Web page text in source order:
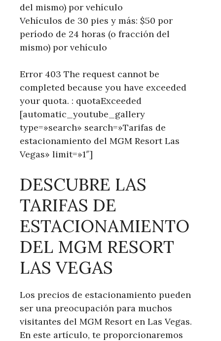
del mismo) por vehículo
Vehículos de 30 pies y más: $50 por
período de 24 horas (o fracción del
mismo) por vehículo
Error 403 The request cannot be
completed because you have exceeded
your quota. : quotaExceeded
[automatic_youtube_gallery
type=»search» search=»Tarifas de
estacionamiento del MGM Resort Las
Vegas» limit=»1″]
DESCUBRE⁤ LAS
TARIFAS DE
ESTACIONAMIENTO
DEL ​MGM RESORT
LAS​ VEGAS
Los precios de estacionamiento‌ pueden
ser una ‍preocupación para muchos
visitantes del MGM⁤ Resort en Las Vegas.
En​ este ‌artículo, te proporcionaremos​